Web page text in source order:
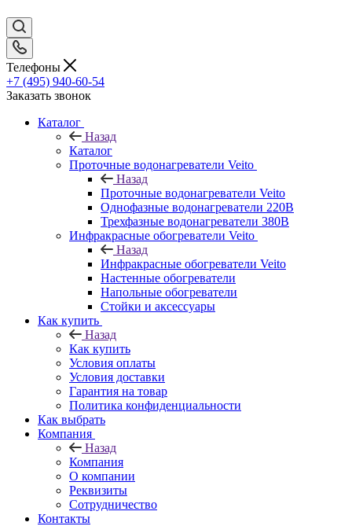
Телефоны
+7 (495) 940-60-54
Заказать звонок
Каталог
Назад
Каталог
Проточные водонагреватели Veito
Назад
Проточные водонагреватели Veito
Однофазные водонагреватели 220В
Трехфазные водонагреватели 380В
Инфракрасные обогреватели Veito
Назад
Инфракрасные обогреватели Veito
Настенные обогреватели
Напольные обогреватели
Стойки и аксессуары
Как купить
Назад
Как купить
Условия оплаты
Условия доставки
Гарантия на товар
Политика конфиденциальности
Как выбрать
Компания
Назад
Компания
О компании
Реквизиты
Сотрудничество
Контакты